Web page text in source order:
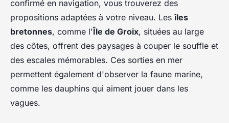
confirmé en navigation, vous trouverez des
propositions adaptées à votre niveau. Lesîles
bretonnes, comme l'Île de Groix, situées au large
des côtes, offrent des paysages à couper le souffle et
des escales mémorables. Ces sorties en mer
permettent également d'observer la faune marine,
comme les dauphins qui aiment jouer dans les
vagues.